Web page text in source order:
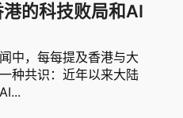
的科技败局和AI
中，每每提及香港与大
种共识：近年以来大陆